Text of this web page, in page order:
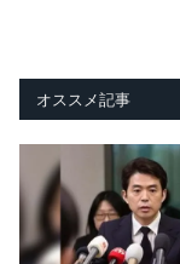
オススメ記事